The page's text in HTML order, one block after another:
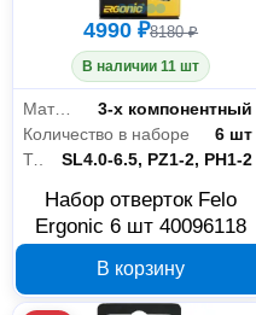
4990 ₽8180 ₽
В наличии 11 шт
Материал рукояти
3-х компонентный
Количество в наборе
6 шт
Тип шлица
SL4.0-6.5, PZ1-2, PH1-2
Набор отверток Felo
Ergonic 6 шт 40096118
В корзину